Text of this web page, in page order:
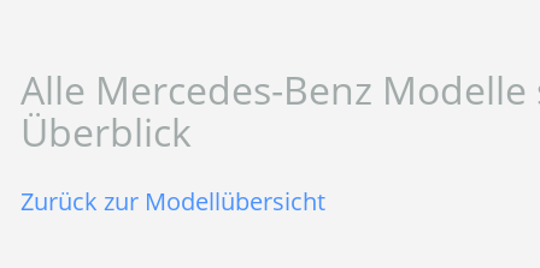
Alle Mercedes-Benz
Überblick
Zurück zur Modellübersicht